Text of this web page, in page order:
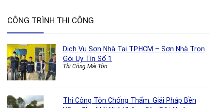
CÔNG TRÌNH THI CÔNG
Dịch Vụ Sơn Nhà Tại TP.HCM – Sơn Nhà Trọn
Gói Uy Tín Số 1
Thi Công Mái Tôn
Thi Công Tôn Chống Thấm: Giải Pháp Bền